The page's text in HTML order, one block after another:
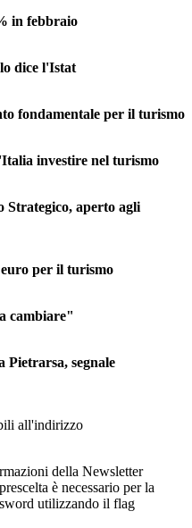
in febbraio
dice l'Istat
fondamentale per il turismo
investire nel turismo
Strategico, aperto agli
per il turismo
cambiare"
segnale
all'indirizzo
della Newsletter
è necessario per la
utilizzando il flag